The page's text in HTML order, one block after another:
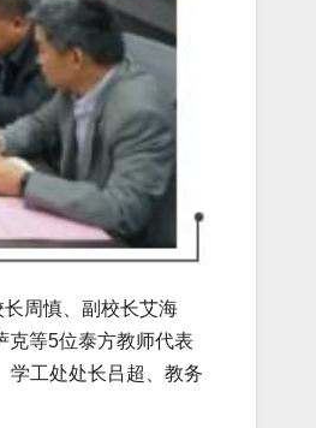
周慎、副校长艾海
克等5位泰方教师代表
学工处处长吕超、教务